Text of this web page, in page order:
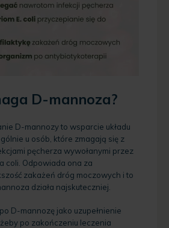
D-mannoza?
D-mannozy to wsparcie układu
u osób, które zmagają się z
pęcherza wywołanymi przez
coli. Odpowiada ona za
zakażeń dróg moczowych i to
działa najskuteczniej.
D-mannozę jako uzupełnienie
po zakończeniu leczenia